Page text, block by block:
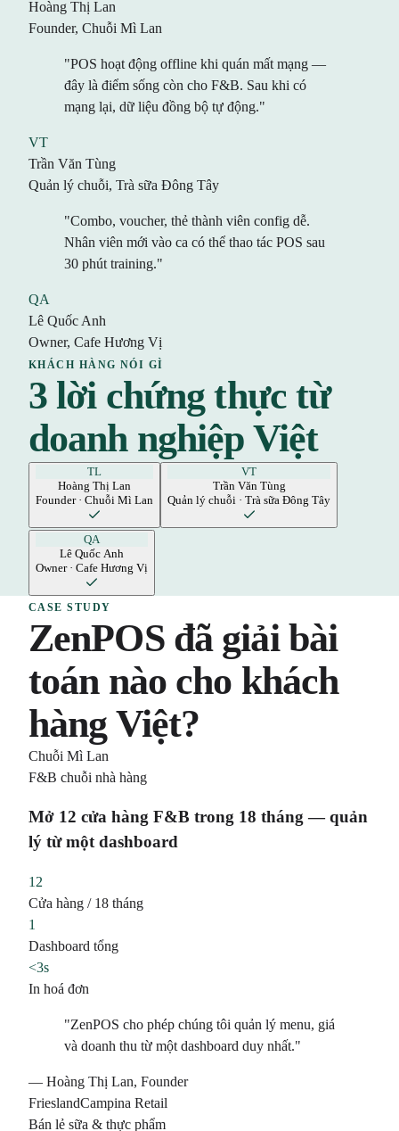
Hoàng Thị Lan
Founder, Chuỗi Mì Lan
"POS hoạt động offline khi quán mất mạng —
đây là điểm sống còn cho F&B. Sau khi có
mạng lại, dữ liệu đồng bộ tự động."
VT
Trần Văn Tùng
Quản lý chuỗi, Trà sữa Đông Tây
"Combo, voucher, thẻ thành viên config dễ.
Nhân viên mới vào ca có thể thao tác POS sau
30 phút training."
QA
Lê Quốc Anh
Owner, Cafe Hương Vị
KHÁCH HÀNG NÓI GÌ
3 lời chứng thực từ
doanh nghiệp Việt
TL
Hoàng Thị Lan
Founder · Chuỗi Mì Lan
VT
Trần Văn Tùng
Quản lý chuỗi · Trà sữa Đông Tây
QA
Lê Quốc Anh
Owner · Cafe Hương Vị
CASE STUDY
ZenPOS đã giải bài
toán nào cho khách
hàng Việt?
Chuỗi Mì Lan
F&B chuỗi nhà hàng
Mở 12 cửa hàng F&B trong 18 tháng — quản
lý từ một dashboard
12
Cửa hàng / 18 tháng
1
Dashboard tổng
<3s
In hoá đơn
"ZenPOS cho phép chúng tôi quản lý menu, giá
và doanh thu từ một dashboard duy nhất."
— Hoàng Thị Lan, Founder
FrieslandCampina Retail
Bán lẻ sữa & thực phẩm